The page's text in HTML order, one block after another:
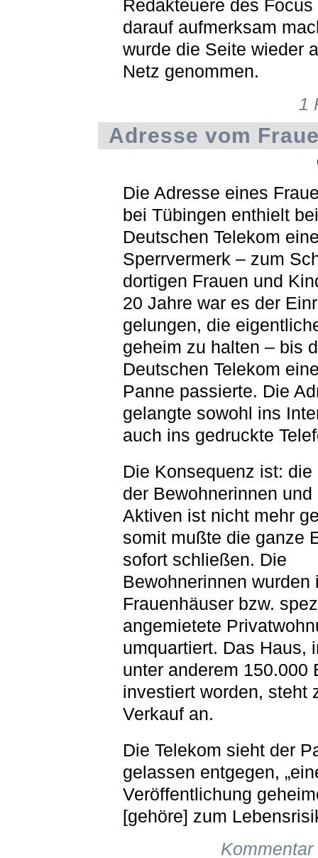
Redakteuere des Focus
darauf aufmerksam
wurde die Seite wieder
Netz genommen.
1
Adresse vom
Die Adresse eines
bei Tübingen enthielt
Deutschen Telekom
Sperrvermerk – zum
dortigen Frauen und
20 Jahre war es der
gelungen, die
geheim zu halten – bis
Deutschen Telekom
Panne passierte. Die
gelangte sowohl ins
auch ins gedruckte
Die Konsequenz ist: die
der Bewohnerinnen und
Aktiven ist nicht mehr
somit mußte die ganze
sofort schließen. Die
Bewohnerinnen wurden
Frauenhäuser bzw.
angemietete
umquartiert. Das Haus,
unter anderem 150.000
investiert worden, steht
Verkauf an.
Die Telekom sieht der
gelassen entgegen,
Veröffentlichung
[gehöre] zum